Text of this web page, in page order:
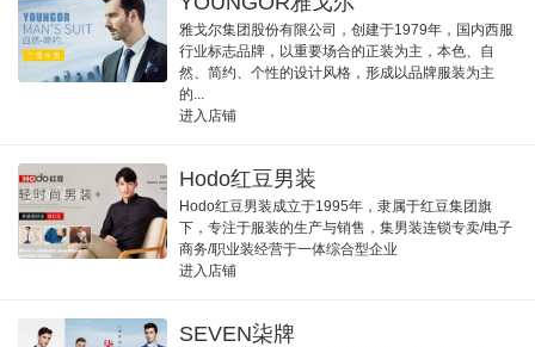
雅戈尔集团股份有限公司，创建于1979年，国内西服
行业标志品牌，以重要场合的正装为主，本色、自
然、简约、个性的设计风格，形成以品牌服装为主
的...
进入店铺
Hodo红豆男装
Hodo红豆男装成立于1995年，隶属于红豆集团旗
下，专注于服装的生产与销售，集男装连锁专卖/电子
商务/职业装经营于一体综合型企业
进入店铺
SEVEN柒牌